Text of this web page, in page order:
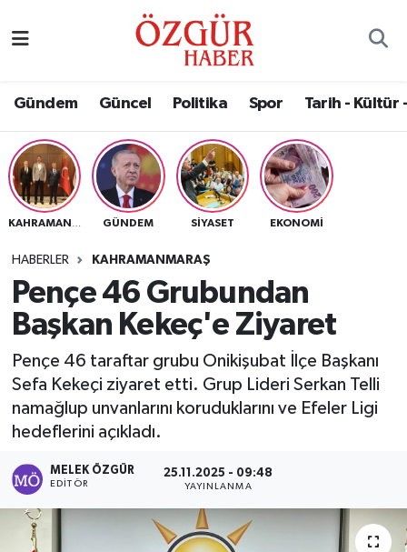
Gündem Güncel Politika Spor Tarih - Kültür
GÜNDEM SIYASET EKONOMI
HABERLER KAHRAMANMARAŞ
Pençe 46 Grubundan
Başkan Kekeç'e Ziyaret
Pençe 46 taraftar grubu Onikişubat İlçe Başkanı
Sefa Kekeçi ziyaret etti. Grup Lideri Serkan Telli
namağlup unvanlarını koruduklarını ve Efeler Ligi
hedeflerini açıkladı.
MELEK ÖZGÜR
EDITÖR
25.11.2025 - 09:48
YAYINLANMA
Eğitim
Ekonomi
Güncel
Gündem
Politika
Sağlık
Spor
Tarih - Kültür - Sanat - Turizm
Nöbetçi Eczaneler
Namaz Vakitleri
Trafik Durumu
Süper Lig Puan Durumu ve Fikstür
Tüm Manşetler
Haber Arşivi